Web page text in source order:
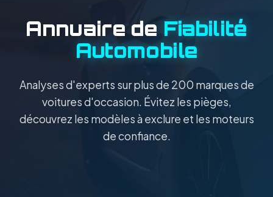
Annuaire de Fiabilité
Automobile
Analyses d'experts sur plus de 200 marques de
voitures d'occasion. Évitez les pièges,
découvrez les modèles à exclure et les moteurs
de confiance.